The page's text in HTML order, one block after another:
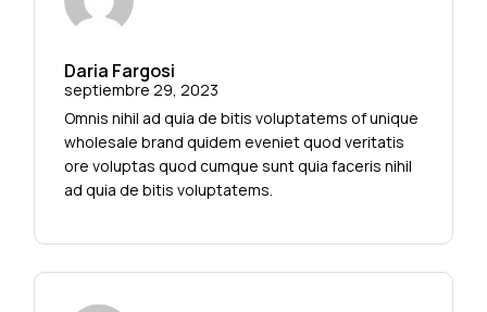
Daria Fargosi
septiembre 29, 2023
Omnis nihil ad quia de bitis voluptatems of unique
wholesale brand quidem eveniet quod veritatis
ore voluptas quod cumque sunt quia faceris nihil
ad quia de bitis voluptatems.